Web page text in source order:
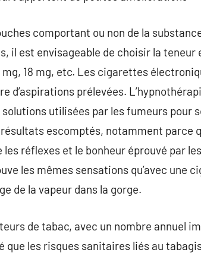
comportant ou non de la
il est envisageable de choisir la
18 mg, etc. Les cigarettes
d’aspirations prélevées.
utilisées par les fumeurs pour
escomptés, notamment parce
réflexes et le bonheur éprouvé par
les mêmes sensations qu’avec une
de la vapeur dans la gorge.
de tabac, avec un nombre annuel
les risques sanitaires liés au